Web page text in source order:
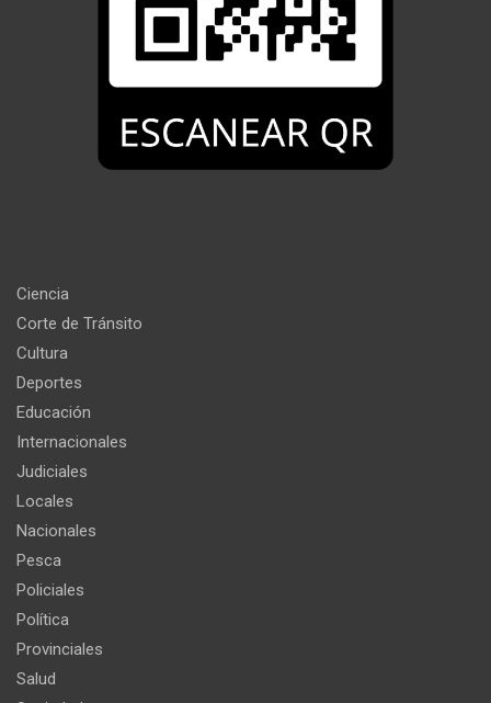
Ciencia
Corte de Tránsito
Cultura
Deportes
Educación
Internacionales
Judiciales
Locales
Nacionales
Pesca
Policiales
Política
Provinciales
Salud